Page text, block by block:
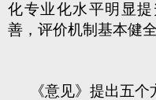
化专业化水平明显
善，评价机制基本健全
《意见》提出五